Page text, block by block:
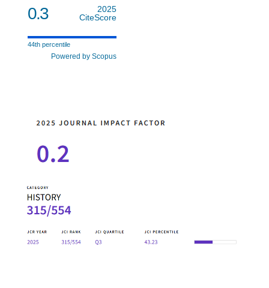
0.3
2025
CiteScore
44th percentile
Powered by Scopus